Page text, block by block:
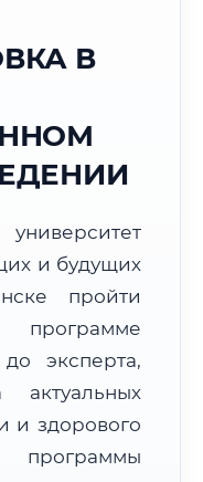
Ясно
г. Брянск
241000–241999
МСК (UTC+3)
Дистанционно
В
и будущих
пройти
эксперта,
актуальных
и здорового